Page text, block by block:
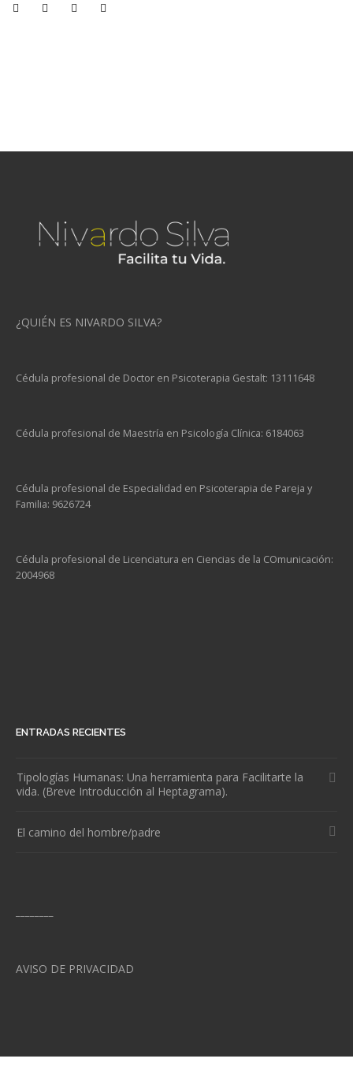
¿QUIÉN ES NIVARDO SILVA?
Cédula profesional de Doctor en Psicoterapia Gestalt: 13111648
Cédula profesional de Maestría en Psicología Clínica: 6184063
Cédula profesional de Especialidad en Psicoterapia de Pareja y
Familia: 9626724
Cédula profesional de Licenciatura en Ciencias de la COmunicación:
2004968
ENTRADAS RECIENTES
Tipologías Humanas: Una herramienta para Facilitarte la
vida. (Breve Introducción al Heptagrama).
El camino del hombre/padre
AVISO DE PRIVACIDAD